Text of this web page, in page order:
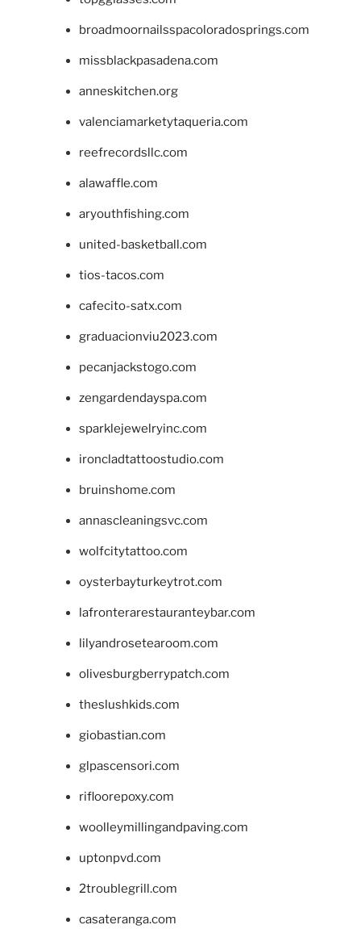
broadmoornailsspacoloradosprings.com
missblackpasadena.com
anneskitchen.org
valenciamarketytaqueria.com
reefrecordsllc.com
alawaffle.com
aryouthfishing.com
united-basketball.com
tios-tacos.com
cafecito-satx.com
graduacionviu2023.com
pecanjackstogo.com
zengardendayspa.com
sparklejewelryinc.com
ironcladtattoostudio.com
bruinshome.com
annascleaningsvc.com
wolfcitytattoo.com
oysterbayturkeytrot.com
lafronterarestauranteybar.com
lilyandrosetearoom.com
olivesburgberrypatch.com
theslushkids.com
giobastian.com
glpascensori.com
rifloorepoxy.com
woolleymillingandpaving.com
uptonpvd.com
2troublegrill.com
casateranga.com